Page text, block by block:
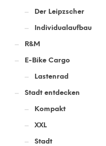
Der Leipzscher
Individualaufbau
R&M
E-Bike Cargo
Lastenrad
Stadt entdecken
Kompakt
XXL
Stadt